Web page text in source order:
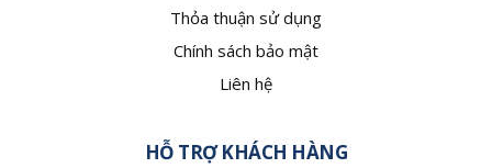
Thỏa thuận sử dụng
Chính sách bảo mật
Liên hệ
HỖ TRỢ KHÁCH HÀNG